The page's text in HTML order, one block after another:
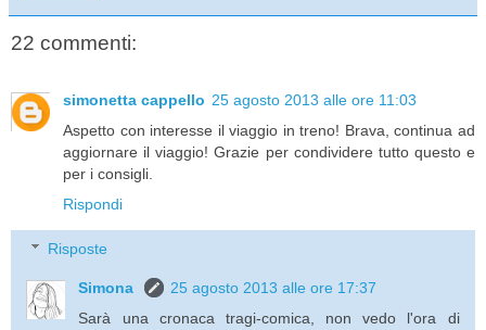
22 commenti:
simonetta cappello 25 agosto 2013 alle ore 11:03
Aspetto con interesse il viaggio in treno! Brava, continua ad
aggiornare il viaggio! Grazie per condividere tutto questo e
per i consigli.
Rispondi
Risposte
Simona
25 agosto 2013 alle ore 17:37
Sarà una cronaca tragi-comica, non vedo l'ora di